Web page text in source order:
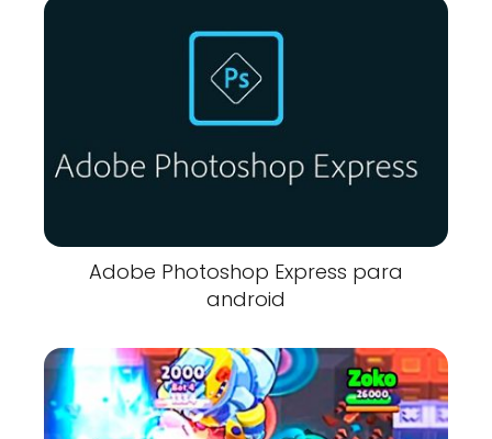
Adobe Photoshop Express para
android